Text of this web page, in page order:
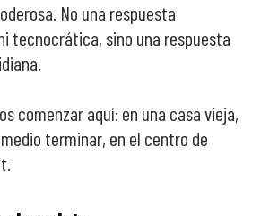
No una respuesta
tecnocrática, sino una respuesta
comenzar aquí: en una casa vieja,
terminar, en el centro de